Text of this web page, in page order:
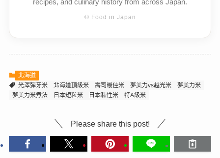
recipes, and culinary history from across Japan.
© Food in Japan
北海道
光澤彈牙米
北海道頂級米 壽司最佳米 夢美力vs越光米
夢美力米
夢美力米煮法
日本短粒米 日本黏性米 特A級米
Please share this post!